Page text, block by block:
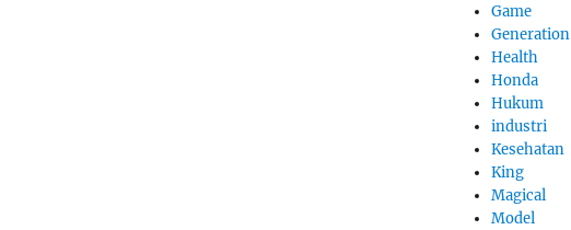
Game
Generation
Health
Honda
Hukum
industri
Kesehatan
King
Magical
Model